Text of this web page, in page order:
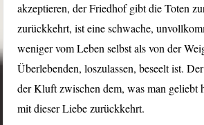
akzeptieren, der Friedhof gibt die Toten
zurückkehrt, ist eine schwache,
weniger vom Leben selbst als von der
Überlebenden, loszulassen, beseelt ist.
der Kluft zwischen dem, was man geliebt
mit dieser Liebe zurückkehrt.